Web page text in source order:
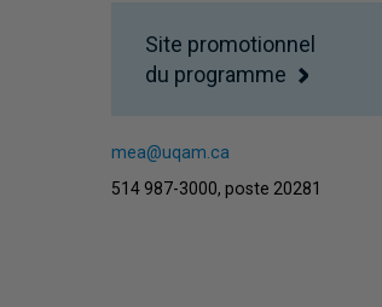
Site promotionnel
du programme
mea@uqam.ca
514 987-3000, poste 20281